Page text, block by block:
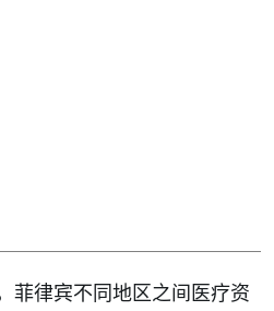
菲律宾不同地区之间医疗资